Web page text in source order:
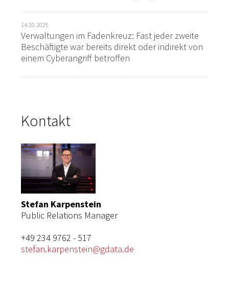
14.10.2025
Verwaltungen im Fadenkreuz: Fast jeder zweite
Beschäftigte war bereits direkt oder indirekt von
einem Cyberangriff betroffen
Kontakt
Stefan Karpenstein
Public Relations Manager
+49 234 9762 - 517
stefan.karpenstein@gdata.de